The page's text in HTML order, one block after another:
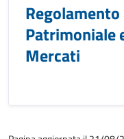
Regolamento
Patrimoniale
Mercati